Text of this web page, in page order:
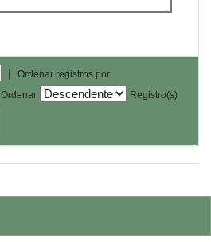
|
Ordenar registros por
Ordenar
Registro(s)